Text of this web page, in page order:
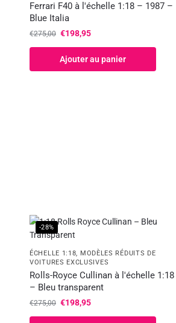
Ferrari F40 à l'échelle 1:18 – 1987 –
Blue Italia
€275,00 €198,95
Ajouter au panier
-28%
ÉCHELLE 1:18, MODÈLES RÉDUITS DE
VOITURES EXCLUSIVES
Rolls-Royce Cullinan à l'échelle 1:18
– Bleu transparent
€275,00 €198,95